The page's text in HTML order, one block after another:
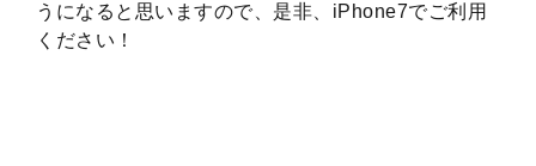
うになると思いますので、是非、iPhone7でご利用
ください！